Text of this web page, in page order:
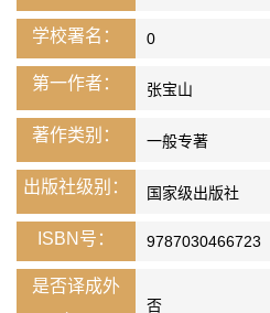
学校署名： 0
第一作者： 张宝山
著作类别： 一般专著
出版社级别： 国家级出版社
ISBN号： 9787030466723
是否译成外
否